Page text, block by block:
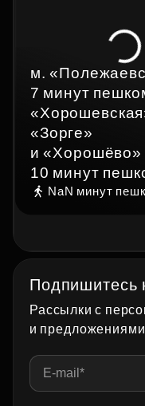
м.
7 минут
«Зорге»
и
10 минут
NaN минут
Подпишитесь
Рассылки с
и